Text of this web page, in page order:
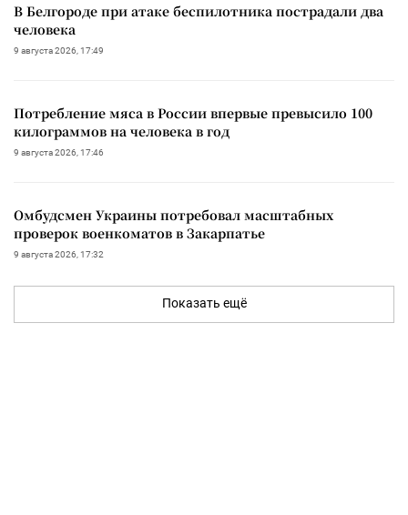
В Белгороде при атаке беспилотника пострадали два
человека
9 августа 2026, 17:49
Потребление мяса в России впервые превысило 100
килограммов на человека в год
9 августа 2026, 17:46
Омбудсмен Украины потребовал масштабных
проверок военкоматов в Закарпатье
9 августа 2026, 17:32
Показать ещё